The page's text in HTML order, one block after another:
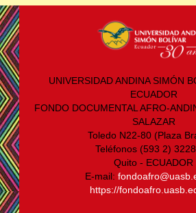
UNIVERSIDAD ANDINA SIMÓN
ECUADOR
FONDO DOCUMENTAL AFRO-
SALAZAR
Toledo N22-80 (Plaza
Teléfonos (593 2)
Quito - ECUADOR
E-mail:
https://